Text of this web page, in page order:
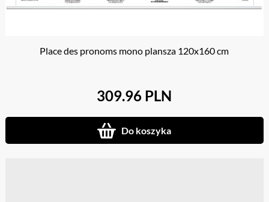
Place des pronoms mono plansza 120x160 cm
309.96 PLN
Do koszyka